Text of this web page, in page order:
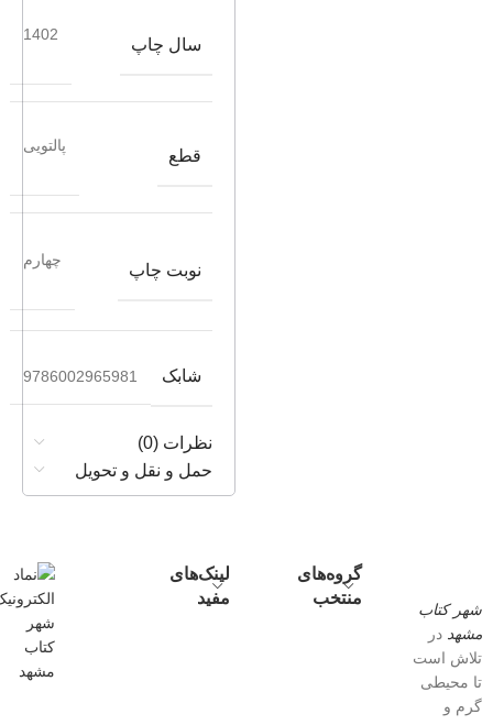
سال چاپ
1402
قطع
پالتویی
نوبت چاپ
چهارم
شابک 9786002965981
نظرات (0)
حمل و نقل و تحویل
شهر کتاب
مشهد در
تلاش است
تا محیطی
گرم و
گروه‌های
منتخب
لینک‌های
مفید